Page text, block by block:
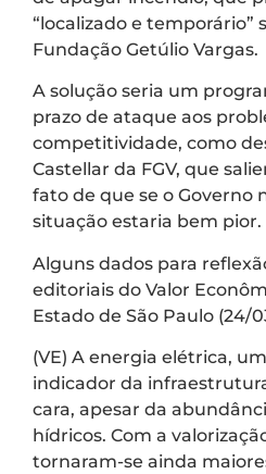
“localizado e temporário”
Fundação Getúlio Vargas.
A solução seria um
prazo de ataque aos
competitividade, como
Castellar da FGV, que
fato de que se o Governo
situação estaria bem pior.
Alguns dados para
editoriais do Valor
Estado de São Paulo (24/
(VE) A energia elétrica,
indicador da
cara, apesar da
hídricos. Com a
tornaram-se ainda